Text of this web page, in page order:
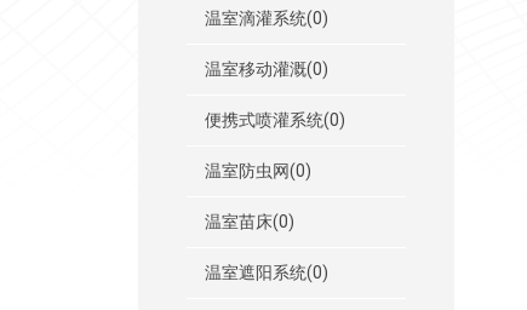
温室滴灌系统(0)
温室移动灌溉(0)
便携式喷灌系统(0)
温室防虫网(0)
温室苗床(0)
温室遮阳系统(0)